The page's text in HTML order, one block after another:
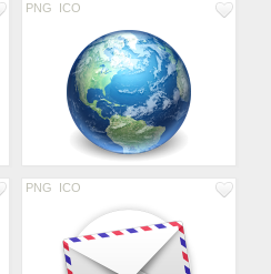
PNG ICO
PNG ICO